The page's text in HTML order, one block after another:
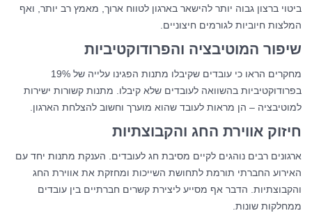
ביטוי ברצון גבוה יותר להישאר בארגון לטווח ארוך, מאמץ רב יותר, ואף
המלצות חיוביות לגורמים חיצוניים.
שיפור המוטיבציה והפרודוקטיביות
מחקרים הראו כי עובדים שקיבלו מתנות הפגינו עלייה של 19%
בפרודוקטיביות בהשוואה לעובדים שלא קיבלו. מתנות קשורות ישירות
למוטיבציה – הן מראות לעובד שהוא מוערך וחשוב להצלחת הארגון.
חיזוק אווירת החג והקבוצתיות
ארגונים רבים נוהגים לקיים מסיבת חג לעובדים. הענקת מתנות יחד עם
האירוע החברתי תורמת לתחושת השייכות ומחזקת את אווירת החג
והקבוצתיות. הדבר אף מסייע ליצירת קשרים חברתיים בין עובדים
ממחלקות שונות.